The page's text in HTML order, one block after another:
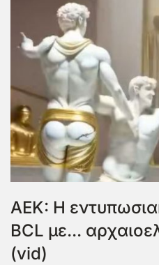
AEK: Η
BCL με...
(vid)